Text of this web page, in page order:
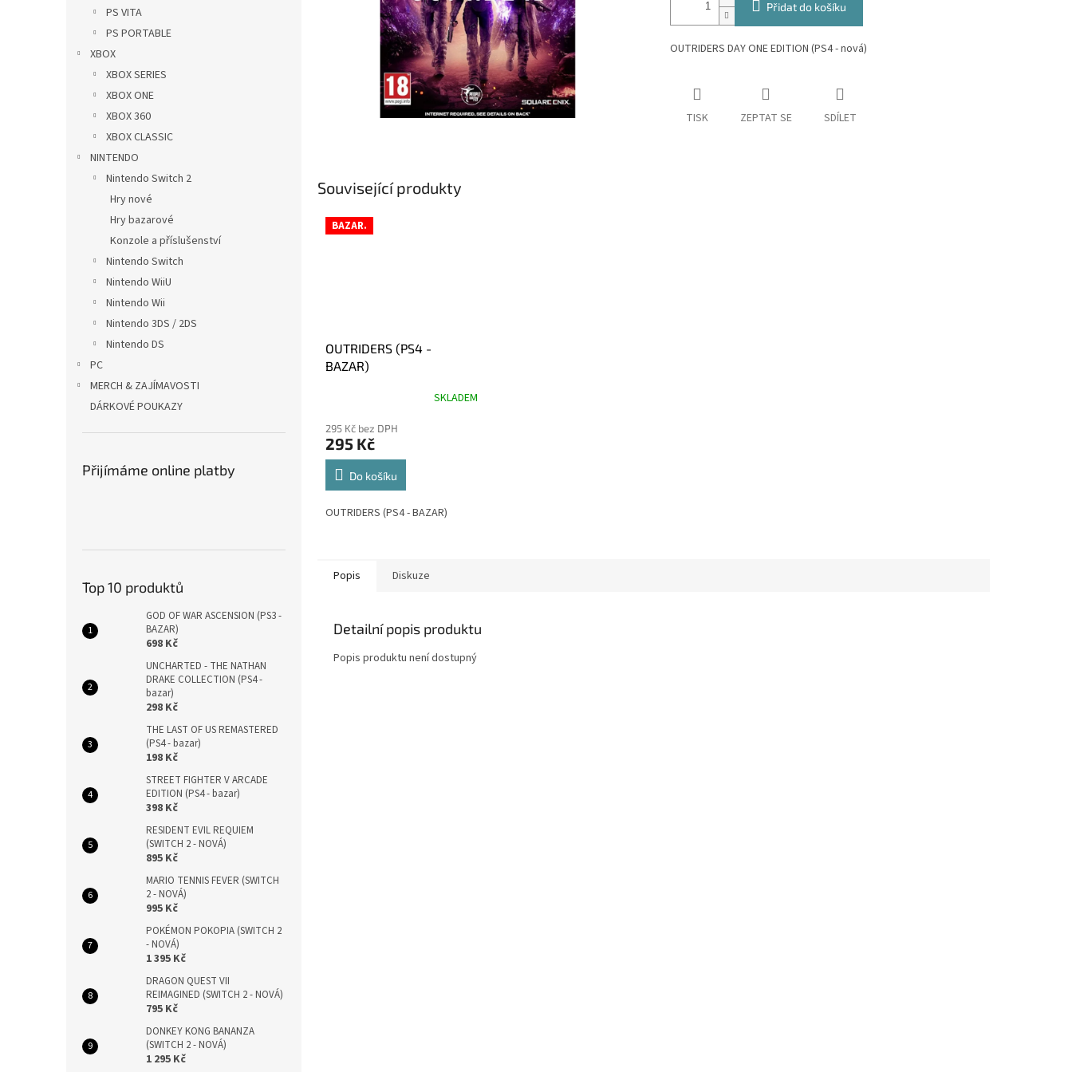
PS VITA
PS PORTABLE
XBOX
XBOX SERIES
XBOX ONE
XBOX 360
XBOX CLASSIC
NINTENDO
Nintendo Switch 2
Hry nové
Hry bazarové
Konzole a příslušenství
Nintendo Switch
Nintendo WiiU
Nintendo Wii
Nintendo 3DS / 2DS
Nintendo DS
PC
MERCH & ZAJÍMAVOSTI
DÁRKOVÉ POUKAZY
Přijímáme online platby
Top 10 produktů
GOD OF WAR ASCENSION (PS3 -
BAZAR)
698 Kč
UNCHARTED - THE NATHAN
DRAKE COLLECTION (PS4 -
bazar)
298 Kč
THE LAST OF US REMASTERED
(PS4 - bazar)
198 Kč
STREET FIGHTER V ARCADE
EDITION (PS4 - bazar)
398 Kč
RESIDENT EVIL REQUIEM
(SWITCH 2 - NOVÁ)
895 Kč
MARIO TENNIS FEVER (SWITCH
2 - NOVÁ)
995 Kč
POKÉMON POKOPIA (SWITCH 2
- NOVÁ)
1 395 Kč
DRAGON QUEST VII
REIMAGINED (SWITCH 2 - NOVÁ)
795 Kč
DONKEY KONG BANANZA
(SWITCH 2 - NOVÁ)
1 295 Kč
Přidat do košíku
OUTRIDERS DAY ONE EDITION (PS4 - nová)
TISK ZEPTAT SE SDÍLET
Související produkty
BAZAR.
OUTRIDERS (PS4 -
BAZAR)
produktu
je
4,0
5
hvězdiček.
SKLADEM
295 Kč bez DPH
295 Kč
Do košíku
OUTRIDERS (PS4 - BAZAR)
Popis Diskuze
Detailní popis produktu
Popis produktu není dostupný